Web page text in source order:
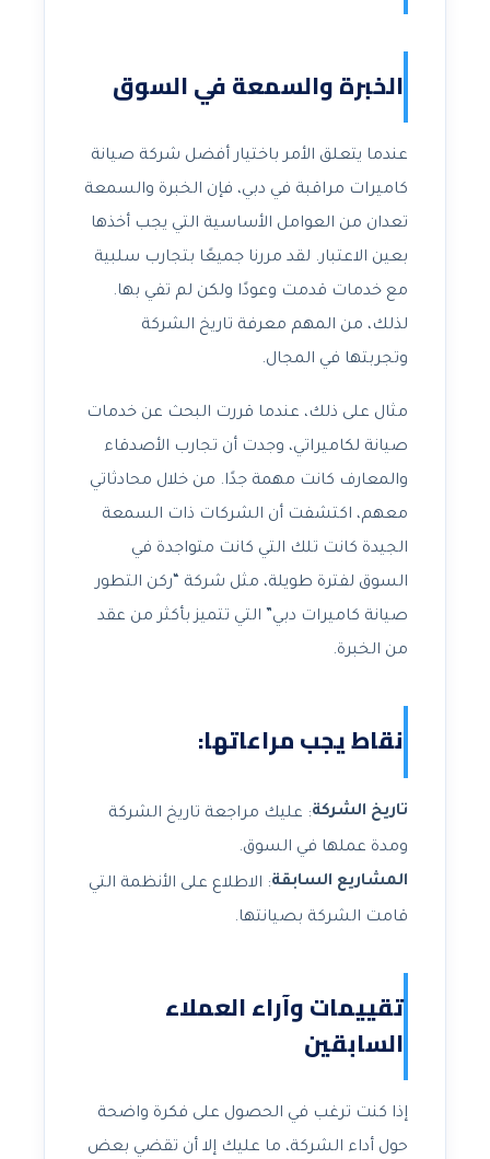
الخبرة والسمعة في السوق
عندما يتعلق الأمر باختيار أفضل شركة صيانة
كاميرات مراقبة في دبي، فإن الخبرة والسمعة
تعدان من العوامل الأساسية التي يجب أخذها
بعين الاعتبار. لقد مررنا جميعًا بتجارب سلبية
مع خدمات قدمت وعودًا ولكن لم تفي بها.
لذلك، من المهم معرفة تاريخ الشركة
وتجربتها في المجال.
مثال على ذلك، عندما قررت البحث عن خدمات
صيانة لكاميراتي، وجدت أن تجارب الأصدقاء
والمعارف كانت مهمة جدًا. من خلال محادثاتي
معهم، اكتشفت أن الشركات ذات السمعة
الجيدة كانت تلك التي كانت متواجدة في
السوق لفترة طويلة، مثل شركة “ركن التطور
صيانة كاميرات دبي” التي تتميز بأكثر من عقد
من الخبرة.
نقاط يجب مراعاتها:
تاريخ الشركة: عليك مراجعة تاريخ الشركة
ومدة عملها في السوق.
المشاريع السابقة: الاطلاع على الأنظمة التي
قامت الشركة بصيانتها.
تقييمات وآراء العملاء
السابقين
إذا كنت ترغب في الحصول على فكرة واضحة
حول أداء الشركة، ما عليك إلا أن تقضي بعض